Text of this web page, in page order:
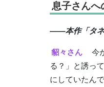
息子さんへ
――本作「タネ
貂々さん 今
る？」と誘っ
にしていたん